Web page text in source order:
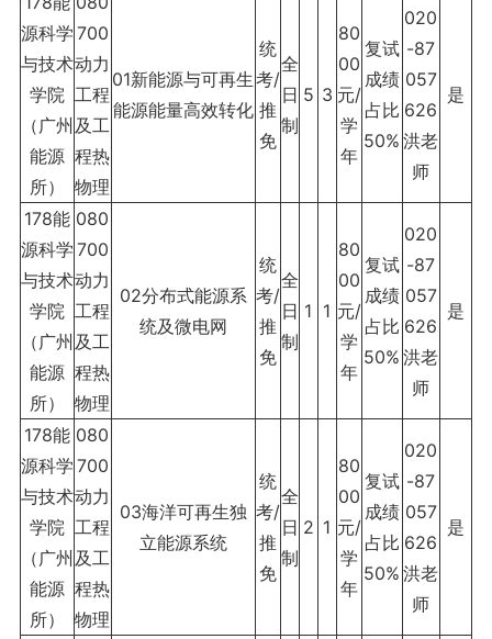
源科学
与技术
学院
（广州
能源
所）
700
动力
工程
及工
程热
物理
01新能源与可再生
能源能量高效转化
统
考/
推
免
全
日
制
5 3
80
00
元/
学
年
复试
成绩
占比
50%
020
-87
057
626
洪老
师
是
178能
源科学
与技术
学院
（广州
能源
所）
080
700
动力
工程
及工
程热
物理
02分布式能源系
统及微电网
统
考/
推
免
全
日
制
1 1
80
00
元/
学
年
复试
成绩
占比
50%
020
-87
057
626
洪老
师
是
178能
源科学
与技术
学院
（广州
能源
所）
080
700
动力
工程
及工
程热
物理
03海洋可再生独
立能源系统
统
考/
推
免
全
日
制
2 1
80
00
元/
学
年
复试
成绩
占比
50%
020
-87
057
626
洪老
师
是